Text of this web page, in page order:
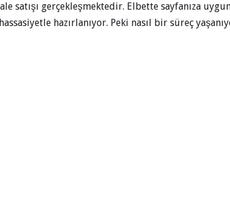
satışı gerçekleşmektedir. Elbette sayfanıza
hazırlanıyor. Peki nasıl bir süreç